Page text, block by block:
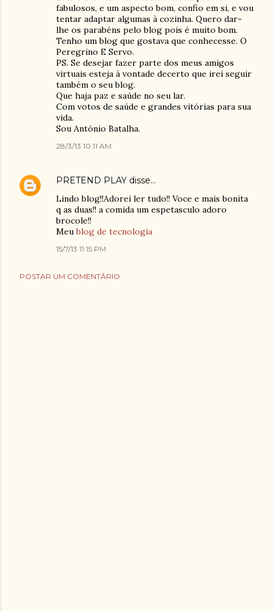
fabulosos, e um aspecto bom, confio em si, e vou
tentar adaptar algumas à cozinha. Quero dar-
lhe os parabéns pelo blog pois é muito bom.
Tenho um blog que gostava que conhecesse. O
Peregrino E Servo.
PS. Se desejar fazer parte dos meus amigos
virtuais esteja à vontade decerto que irei seguir
também o seu blog.
Que haja paz e saúde no seu lar.
Com votos de saúde e grandes vitórias para sua
vida.
Sou António Batalha.
28/3/13 10:11 AM
PRETEND PLAY disse…
Lindo blog!!Adorei ler tudo!! Voce e mais bonita
q as duas!! a comida um espetasculo adoro
brocole!!
Meublog de tecnologia
15/7/13 11:15 PM
POSTAR UM COMENTÁRIO